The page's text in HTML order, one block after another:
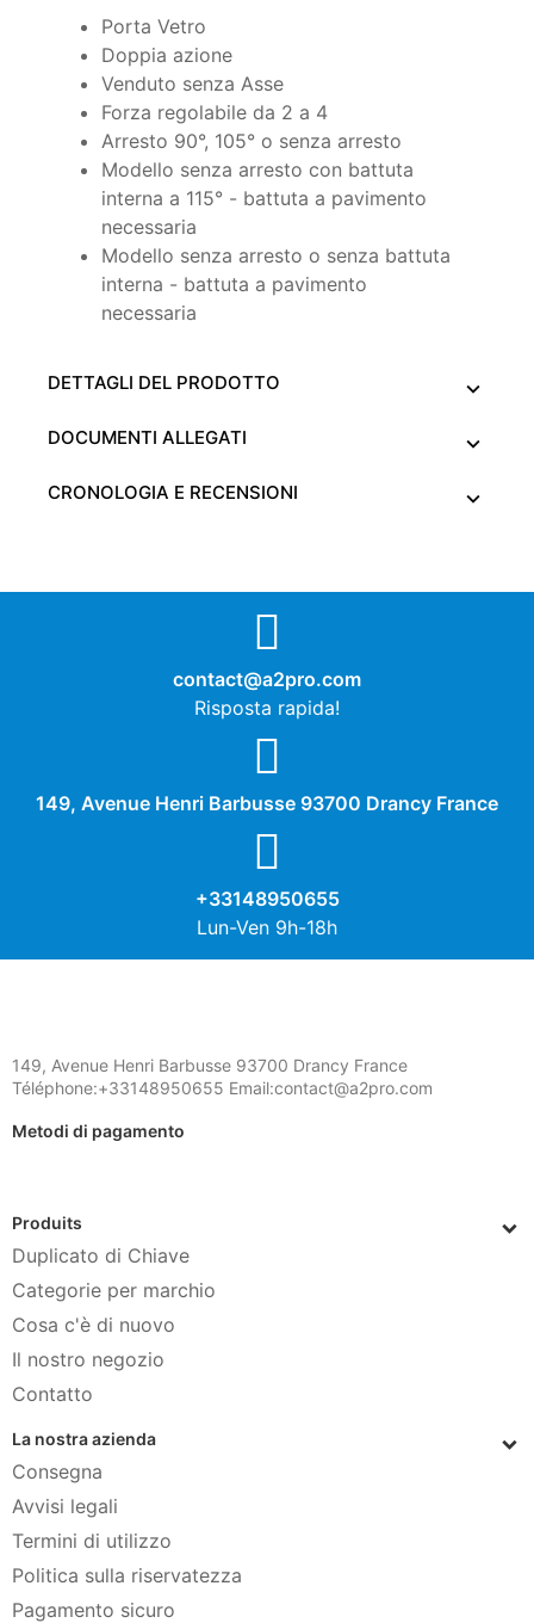
Porta Vetro
Doppia azione
Venduto senza Asse
Forza regolabile da 2 a 4
Arresto 90°, 105° o senza arresto
Modello senza arresto con battuta
interna a 115° - battuta a pavimento
necessaria
Modello senza arresto o senza battuta
interna - battuta a pavimento
necessaria
DETTAGLI DEL PRODOTTO
DOCUMENTI ALLEGATI
CRONOLOGIA E RECENSIONI
contact@a2pro.com
Risposta rapida!
149, Avenue Henri Barbusse 93700 Drancy France
+33148950655
Lun-Ven 9h-18h
149, Avenue Henri Barbusse 93700 Drancy France
Téléphone:+33148950655 Email:contact@a2pro.com
Metodi di pagamento
Produits
Duplicato di Chiave
Categorie per marchio
Cosa c'è di nuovo
Il nostro negozio
Contatto
La nostra azienda
Consegna
Avvisi legali
Termini di utilizzo
Politica sulla riservatezza
Pagamento sicuro